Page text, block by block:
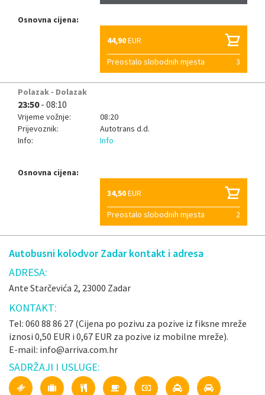
Osnovna cijena:
44,90EUR
Preostalo slobodnih mjesta
3
Polazak - Dolazak
23:50- 08:10
Vrijeme vožnje:
08:20
Prijevoznik:
Autotrans d.d.
Info:
Info
Osnovna cijena:
34,50EUR
Preostalo slobodnih mjesta
2
Autobusni kolodvor Zadar kontakt i adresa
ADRESA:
Ante Starčevića 2, 23000 Zadar
KONTAKT:
Tel: 060 88 86 27 (Cijena po pozivu za pozive iz fiksne mreže
iznosi 0,50 EUR i 0,67 EUR za pozive iz mobilne mreže).
E-mail: info@arriva.com.hr
SADRŽAJI I USLUGE: